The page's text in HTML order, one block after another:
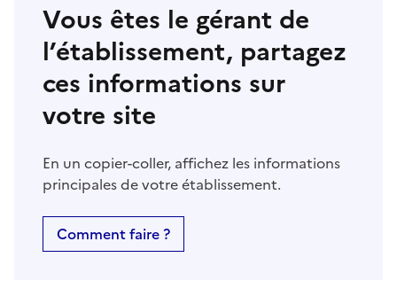
Vous êtes le gérant de
l’établissement, partagez
ces informations sur
votre site
En un copier-coller, affichez les informations
principales de votre établissement.
Comment faire ?